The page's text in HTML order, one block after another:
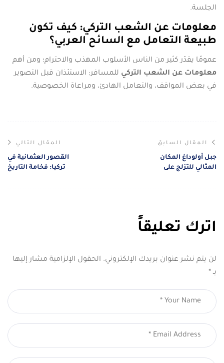
الجلسة.
معلومات عن الشعب التركي: كيف تكون
طبيعة التعامل مع السائح العربي؟
عمومًا يقدّر كثير من الناس الأسلوب المهذب والاحترام؛ ومن أهم
معلومات عن الشعب التركي للمسافر: الاستئذان قبل التصوير
في بعض المواقف، والتعامل الهادئ، ومراعاة الخصوصية.
المقال السابق
جبل أولوداغ المكان
المثالي للتزلج على
المقال التالي
القصور العثمانية في
تركيا: فخامة التاريخ
اترك تعليقاً
لن يتم نشر عنوان بريدك الإلكتروني. الحقول الإلزامية مشار إليها
بـ *